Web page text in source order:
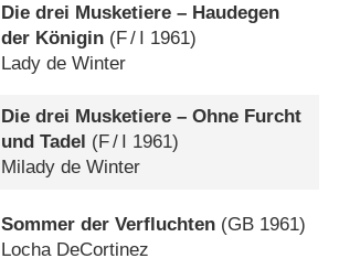
Die drei Musketiere – Haudegen
der Königin (F/ I 1961)
Lady de Winter
Die drei Musketiere – Ohne Furcht
und Tadel (F/
1961)
Milady de Winter
Sommer der Verfluchten (GB 1961)
Locha DeCortinez